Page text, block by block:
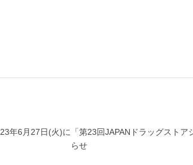
年6月27日(火)に
「第23回JAPANドラッグスト
らせ